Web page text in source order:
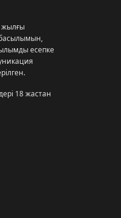
жылғы
басылымын,
есепке
18 жастан